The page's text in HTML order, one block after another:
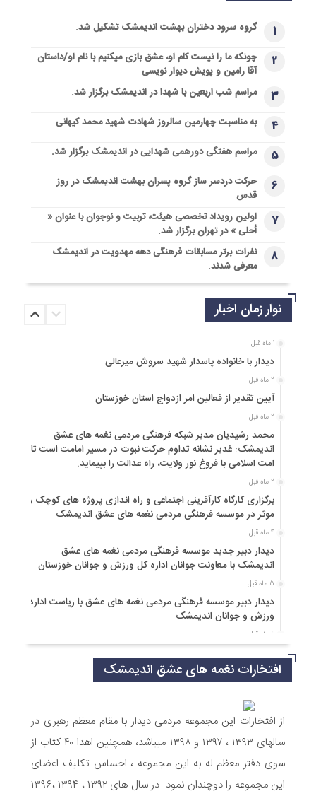
1 گروه سرود دختران بهشت اندیمشک تشکیل شد.
2
چونکه ما را نیست کام او، عشق بازی میکنیم با نام او/داستان
آقا رامین و پویش دیوار نویسی
3 مراسم شب اربعین با شهدا در اندیمشک برگزار شد.
4 به مناسبت چهارمین سالروز شهادت شهید محمد کیهانی
5 مراسم هفتگی دورهمی شهدایی در اندیمشک برگزار شد.
6
حرکت دردسر ساز گروه پسران بهشت اندیمشک در روز
قدس
7
اولین رویداد تخصصی هیئت، تربیت و نوجوان با عنوان «
أحلی » در تهران برگزار شد.
8
نفرات برتر مسابقات فرهنگی دهه مهدویت در اندیمشک
معرفی شدند.
نوار زمان اخبار
1 ماه قبل
دیدار با خانواده پاسدار شهید سروش میرعالی
2 ماه قبل
آیین تقدیر از فعالین امر ازدواج استان خوزستان
2 ماه قبل
محمد رشیدیان مدیر شبکه فرهنگی مردمی نغمه های عشق
اندیمشک: غدیر نشانه تداوم حرکت نبوت در مسیر امامت است تا
امت اسلامی با فروغ نور ولایت، راه عدالت را بپیماید.
2 ماه قبل
برگزاری کارگاه کارآفرینی اجتماعی و راه اندازی پروژه های کوچک و
موثر در موسسه فرهنگی مردمی نغمه های عشق اندیمشک
4 ماه قبل
دیدار دبیر جدید موسسه فرهنگی مردمی نغمه های عشق
اندیمشک با معاونت جوانان اداره کل ورزش و جوانان خوزستان
5 ماه قبل
دیدار دبیر موسسه فرهنگی مردمی نغمه های عشق با ریاست اداره
ورزش و جوانان اندیمشک
6 ماه قبل
نیمه شعبان و دهه فجر و هفته ی جوان در اندیمشک برگزار شد.
6 ماه قبل
مراسم جشن ولادت امام زمان (عج) و جشن فجر انقلاب اسلامی و
هفته ی جوان در اندیمشک برگزار شد.
6 ماه قبل
تشریح برنامه های دهه مهدویت شبکه فرهنگی مردمی نغمه های
عشق اندیمشک
7 ماه قبل
افتخارات نغمه های عشق اندیمشک
از افتخارات این مجموعه مردمی دیدار با مقام معظم رهبری در
سالهای ۱۳۹۳ ، ۱۳۹۷ و ۱۳۹۸ میباشد، همچنین اهدا ۴۰ کتاب از
سوی دفتر معظم له به این مجموعه ، احساس تکلیف اعضای
این مجموعه را دوچندان نمود. در سال های ۱۳۹۲ ، ۱۳۹۴ ،۱۳۹۶